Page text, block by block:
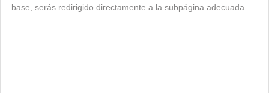
base, serás redirigido directamente a la subpágina adecuada.